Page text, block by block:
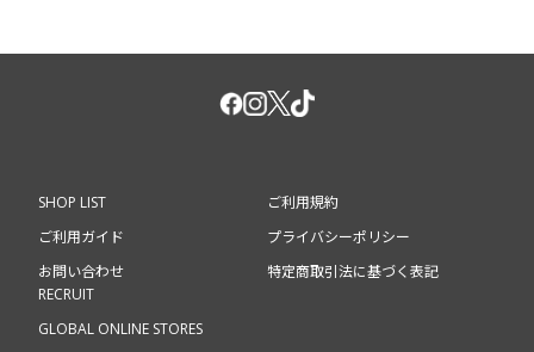
SHOP LIST
ご利用ガイド
お問い合わせ
ご利用規約
プライバシーポリシー
特定商取引法に基づく表記
RECRUIT
GLOBAL ONLINE STORES